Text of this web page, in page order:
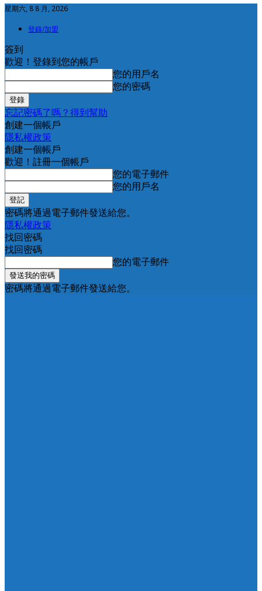
星期六, 8 8 月, 2026
登錄/加盟
簽到
歡迎！登錄到您的帳戶
您的用戶名
您的密碼
忘記密碼了嗎？得到幫助
創建一個帳戶
隱私權政策
創建一個帳戶
歡迎！註冊一個帳戶
您的電子郵件
您的用戶名
密碼將通過電子郵件發送給您。
隱私權政策
找回密碼
找回密碼
您的電子郵件
密碼將通過電子郵件發送給您。